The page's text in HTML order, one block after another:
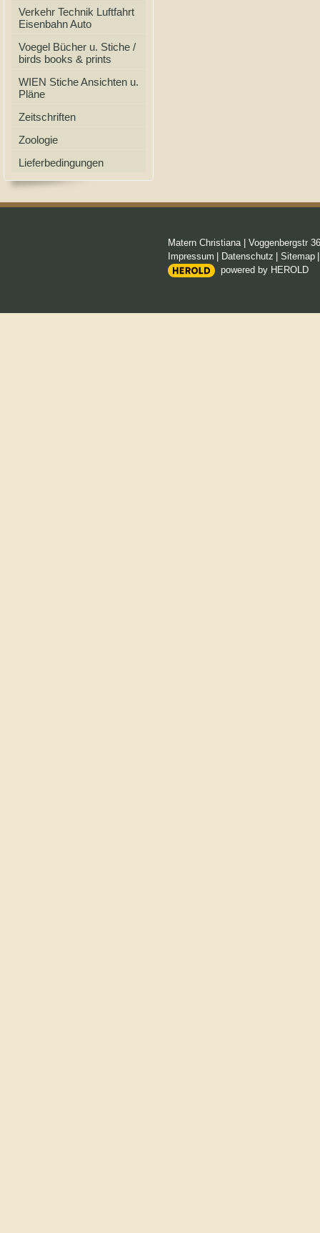
Verkehr Technik Luftfahrt
Eisenbahn Auto
Voegel Bücher u. Stiche /
birds books & prints
WIEN Stiche Ansichten u.
Pläne
Zeitschriften
Zoologie
Lieferbedingungen
Matern Christiana| Voggenbergstr 36
Impressum
Datenschutz Sitemap
powered by HEROLD